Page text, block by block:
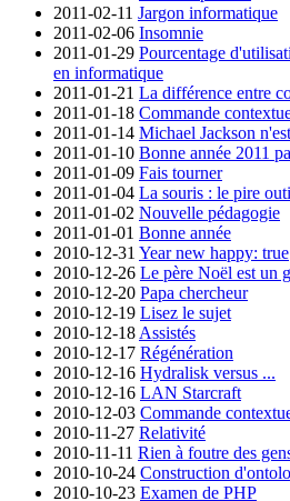
2011-02-11 Jargon informatique
2011-02-06 Insomnie
2011-01-29 Pourcentage
en informatique
2011-01-21 La différence entre
2011-01-18 Commande
2011-01-14 Michael Jackson
2011-01-10 Bonne année 2011
2011-01-09 Fais tourner
2011-01-04 La souris : le pire
2011-01-02 Nouvelle pédagogie
2011-01-01 Bonne année
2010-12-31 Year new happy: true
2010-12-26 Le père Noël est un
2010-12-20 Papa chercheur
2010-12-19 Lisez le sujet
2010-12-18 Assistés
2010-12-17 Régénération
2010-12-16 Hydralisk versus ...
2010-12-16 LAN Starcraft
2010-12-03 Commande
2010-11-27 Relativité
2010-11-11 Rien à foutre des
2010-10-24 Construction
2010-10-23 Examen de PHP